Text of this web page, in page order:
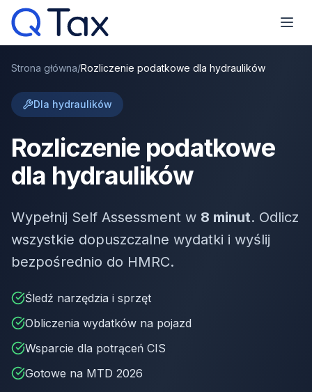
Strona główna/Rozliczenie podatkowe dla hydraulików
Dla hydraulików
Rozliczenie podatkowe
dla hydraulików
Wypełnij Self Assessment w 8 minut. Odlicz
wszystkie dopuszczalne wydatki i wyślij
bezpośrednio do HMRC.
Śledź narzędzia i sprzęt
Obliczenia wydatków na pojazd
Wsparcie dla potrąceń CIS
Gotowe na MTD 2026